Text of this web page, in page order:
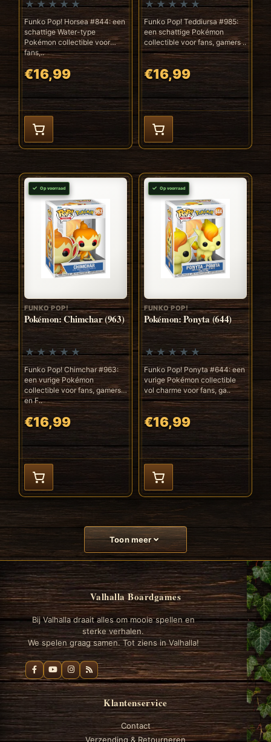
Funko Pop! Horsea #844: een
schattige Water-type
Pokémon collectible voor
fans,..
€16,99
Funko Pop! Teddiursa #985:
een schattige Pokémon
collectible voor fans, gamers ..
€16,99
Op voorraad
FUNKO POP!
Pokémon: Chimchar (963)
Funko Pop! Chimchar #963:
een vurige Pokémon
collectible voor fans, gamers
en F..
€16,99
Op voorraad
FUNKO POP!
Pokémon: Ponyta (644)
Funko Pop! Ponyta #644: een
vurige Pokémon collectible
vol charme voor fans, ga..
€16,99
Toon meer
Valhalla Boardgames
Bij Valhalla draait alles om mooie spellen en
sterke verhalen.
We spelen graag samen. Tot ziens in Valhalla!
Klantenservice
Contact
Verzending & Retourneren